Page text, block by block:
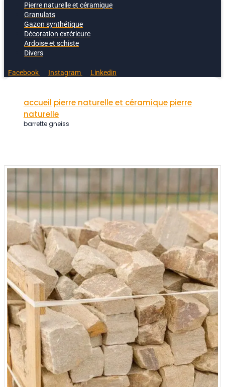
Pierre naturelle et céramique
Granulats
Gazon synthétique
Décoration extérieure
Ardoise et schiste
Divers
Facebook Instagram Linkedin
accueil pierre naturelle et céramique pierre
naturelle
barrette gneiss